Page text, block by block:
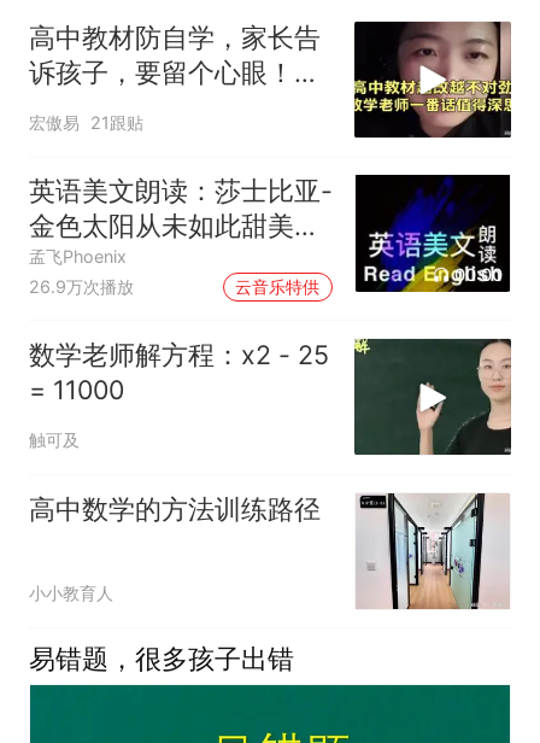
高中教材防自学，家长告
诉孩子，要留个心眼！听
数学老师怎么说！
宏傲易 21跟贴
英语美文朗读：莎士比亚-
金色太阳从未如此甜美吻
过
孟飞Phoenix
26.9万次播放
云音乐特供
00:00
数学老师解方程：x2 - 25
= 11000
触可及
高中数学的方法训练路径
小小教育人
易错题，很多孩子出错